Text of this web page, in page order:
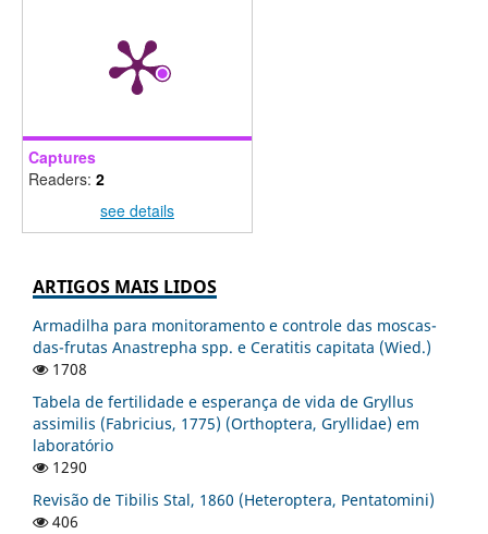
Captures
Readers: 2
see details
ARTIGOS MAIS LIDOS
Armadilha para monitoramento e controle das moscas-
das-frutas Anastrepha spp. e Ceratitis capitata (Wied.)
1708
Tabela de fertilidade e esperança de vida de Gryllus
assimilis (Fabricius, 1775) (Orthoptera, Gryllidae) em
laboratório
1290
Revisão de Tibilis Stal, 1860 (Heteroptera, Pentatomini)
406